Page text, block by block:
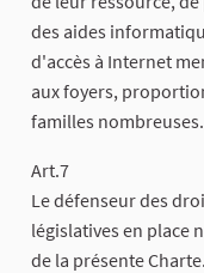
des aides
d'accès à Internet
aux foyers,
familles nombreuses.
Art.7
Le défenseur des
législatives en place
de la présente